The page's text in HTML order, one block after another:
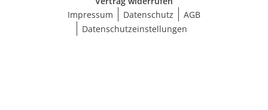
Impressum
Datenschutz
AGB
Datenschutzeinstellungen